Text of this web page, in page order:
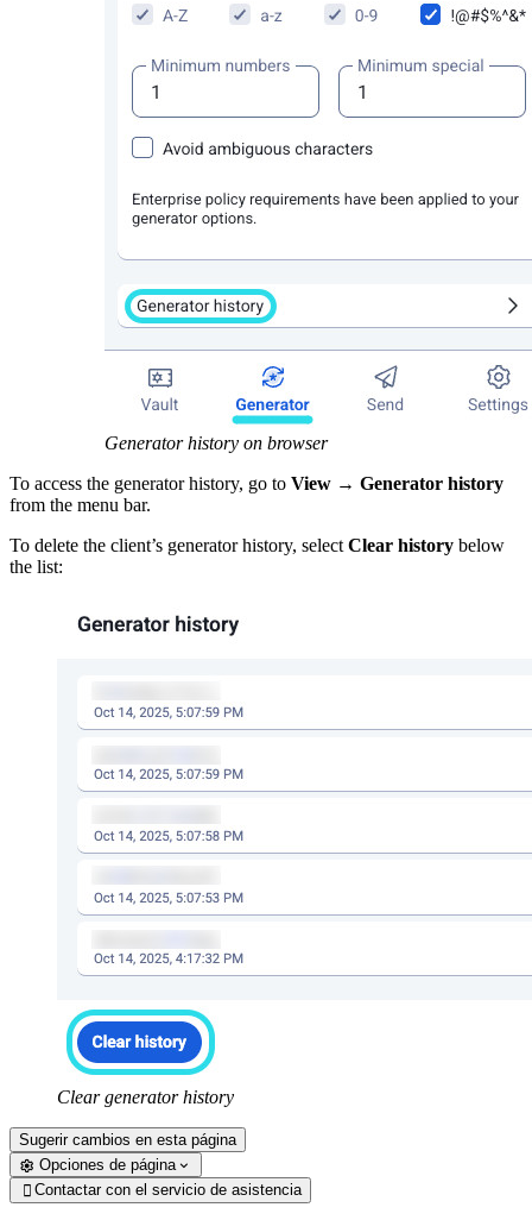
Generator history on browser
To access the generator history, go to View → Generator history
from the menu bar.
To delete the client’s generator history, select Clear history below
the list:
Clear generator history
Sugerir cambios en esta página
Opciones de página
 Contactar con el servicio de asistencia